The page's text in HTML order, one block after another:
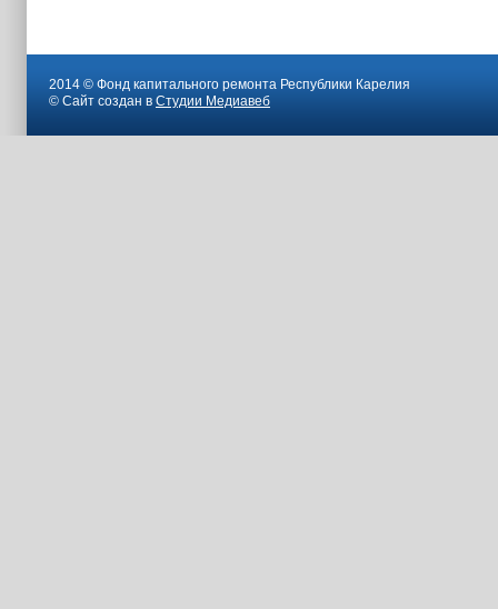
2014 © Фонд капитального ремонта Республики Карелия
© Сайт создан в Студии Медиавеб